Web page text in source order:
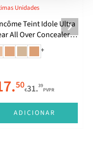
Unidades
Teint Idole Ultra
All Over Concealer
+
50€31.39
PVPR
ADICIONAR